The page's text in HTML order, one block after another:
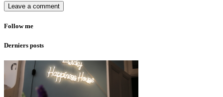
Follow me
Derniers posts